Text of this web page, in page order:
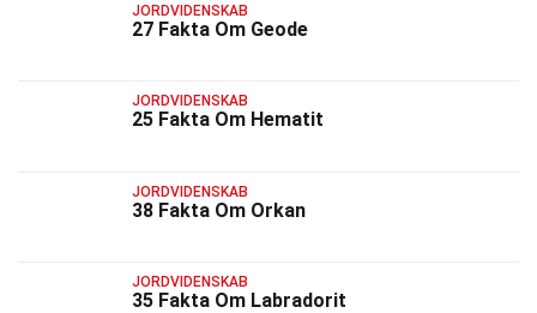
JORDVIDENSKAB
27 Fakta Om Geode
JORDVIDENSKAB
25 Fakta Om Hematit
JORDVIDENSKAB
38 Fakta Om Orkan
JORDVIDENSKAB
35 Fakta Om Labradorit